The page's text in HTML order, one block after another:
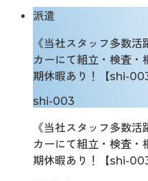
派遣
《当社スタッフ多数
カーにて組立・検査
期休暇あり！【shi-003
shi-003
《当社スタッフ多数
カーにて組立・検査
期休暇あり！【shi-003